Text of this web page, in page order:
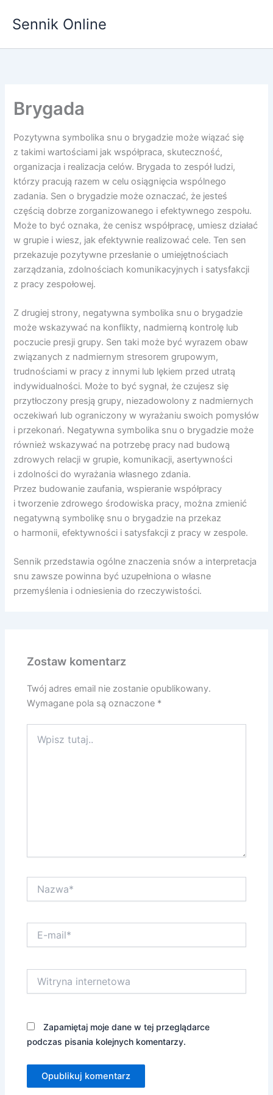
Sennik Online
Brygada
Pozytywna symbolika snu o brygadzie może wiązać się
z takimi wartościami jak współpraca, skuteczność,
organizacja i realizacja celów. Brygada to zespół ludzi,
którzy pracują razem w celu osiągnięcia wspólnego
zadania. Sen o brygadzie może oznaczać, że jesteś
częścią dobrze zorganizowanego i efektywnego zespołu.
Może to być oznaka, że cenisz współpracę, umiesz działać
w grupie i wiesz, jak efektywnie realizować cele. Ten sen
przekazuje pozytywne przesłanie o umiejętnościach
zarządzania, zdolnościach komunikacyjnych i satysfakcji
z pracy zespołowej.
Z drugiej strony, negatywna symbolika snu o brygadzie
może wskazywać na konflikty, nadmierną kontrolę lub
poczucie presji grupy. Sen taki może być wyrazem obaw
związanych z nadmiernym stresorem grupowym,
trudnościami w pracy z innymi lub lękiem przed utratą
indywidualności. Może to być sygnał, że czujesz się
przytłoczony presją grupy, niezadowolony z nadmiernych
oczekiwań lub ograniczony w wyrażaniu swoich pomysłów
i przekonań. Negatywna symbolika snu o brygadzie może
również wskazywać na potrzebę pracy nad budową
zdrowych relacji w grupie, komunikacji, asertywności
i zdolności do wyrażania własnego zdania.
Przez budowanie zaufania, wspieranie współpracy
i tworzenie zdrowego środowiska pracy, można zmienić
negatywną symbolikę snu o brygadzie na przekaz
o harmonii, efektywności i satysfakcji z pracy w zespole.
Sennik przedstawia ogólne znaczenia snów a interpretacja
snu zawsze powinna być uzupełniona o własne
przemyślenia i odniesienia do rzeczywistości.
Zostaw komentarz
Twój adres email nie zostanie opublikowany.
Wymagane pola są oznaczone *
tutaj..
mail*
internetowa
Zapamiętaj moje dane w tej przeglądarce
podczas pisania kolejnych komentarzy.